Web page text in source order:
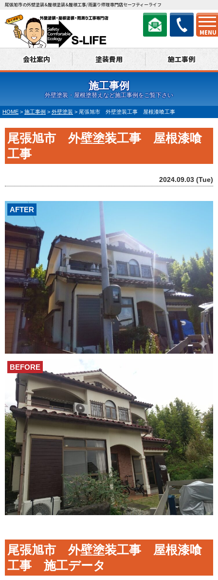
MENU
尾張旭市の外壁塗装&屋根塗装&屋根工事/雨漏り修理専門店セーフティーライフ
会社案内 塗装費用 施工事例
施工事例
外壁塗装・屋根塗替えなど施工事例をご覧下さい
HOME > 施工事例 > 外壁塗装 > 尾張旭市 外壁塗装工事 屋根漆喰工事
尾張旭市 外壁塗装工事 屋根漆喰
工事
2024.09.03 (Tue)
AFTER
BEFORE
尾張旭市 外壁塗装工事 屋根漆喰
工事 施工データ